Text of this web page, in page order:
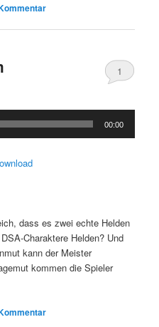
1
00:00
dass es zwei echte Helden
Charaktere Helden? Und
kann der Meister
kommen die Spieler